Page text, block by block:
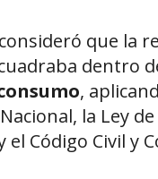
que la
dentro
,
la Ley
Código Civil y